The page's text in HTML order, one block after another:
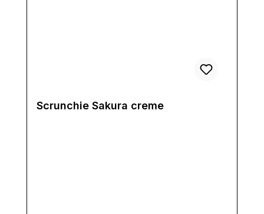
Scrunchie Sakura creme